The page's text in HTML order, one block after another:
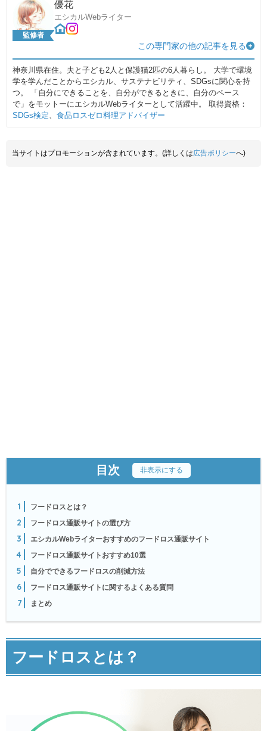
監修者
優花
エシカルWebライター
この専門家の他の記事を見る
神奈川県在住。夫と子ども2人と保護猫2匹の6人暮らし。 大学で環境
学を学んだことからエシカル、サステナビリティ、SDGsに関心を持
つ。 「自分にできることを、自分ができるときに、自分のペース
で」をモットーにエシカルWebライターとして活躍中。 取得資格：
SDGs検定
食品ロスゼロ料理アドバイザー
当サイトはプロモーションが含まれています。(詳しくは広告ポリシーへ)
目次 非表示にする
1 フードロスとは？
2 フードロス通販サイトの選び方
3 エシカルWebライターおすすめのフードロス通販サイト
4 フードロス通販サイトおすすめ10選
5 自分でできるフードロスの削減方法
6 フードロス通販サイトに関するよくある質問
7 まとめ
フードロスとは？